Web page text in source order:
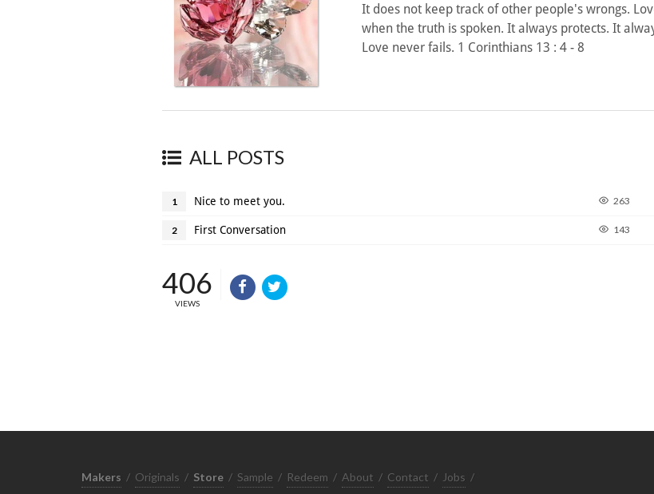
It does not keep track of other people's wrongs.
when the truth is spoken. It always protects. It
Love never fails. 1 Corinthians 13 : 4 - 8
ALL POSTS
1 Nice to meet you. 263
2 First Conversation 143
406
VIEWS
Makers / Originals / Store / Sample / Redeem / About / Contact / Jobs /